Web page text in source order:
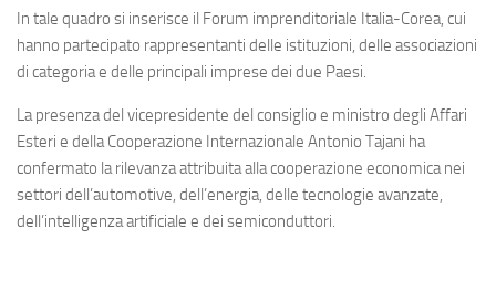
In tale quadro si inserisce il Forum imprenditoriale Italia-Corea, cui
hanno partecipato rappresentanti delle istituzioni, delle associazioni
di categoria e delle principali imprese dei due Paesi.
La presenza del vicepresidente del consiglio e ministro degli Affari
Esteri e della Cooperazione Internazionale Antonio Tajani ha
confermato la rilevanza attribuita alla cooperazione economica nei
settori dell’automotive, dell’energia, delle tecnologie avanzate,
dell’intelligenza artificiale e dei semiconduttori.